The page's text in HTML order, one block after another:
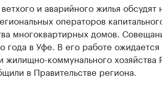
и аварийного жилья обсудят
операторов
многоквартирных домов.
года в Уфе. В его работе ожидается
жилищно-коммунального хозяйства
в Правительстве региона.